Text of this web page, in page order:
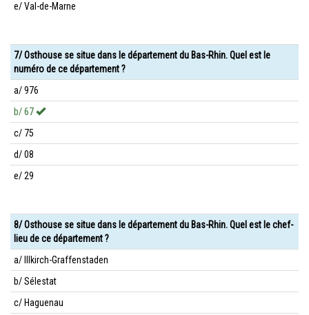
e/ Val-de-Marne
7/ Osthouse se situe dans le département du Bas-Rhin. Quel est le
numéro de ce département ?
a/ 976
b/ 67
c/ 75
d/ 08
e/ 29
8/ Osthouse se situe dans le département du Bas-Rhin. Quel est le chef-
lieu de ce département ?
a/ Illkirch-Graffenstaden
b/ Sélestat
c/ Haguenau